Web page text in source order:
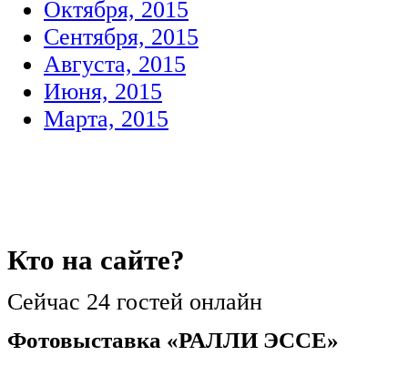
Октября, 2015
Сентября, 2015
Августа, 2015
Июня, 2015
Марта, 2015
Кто на сайте?
Сейчас 24 гостей онлайн
Фотовыставка «РАЛЛИ ЭССЕ»